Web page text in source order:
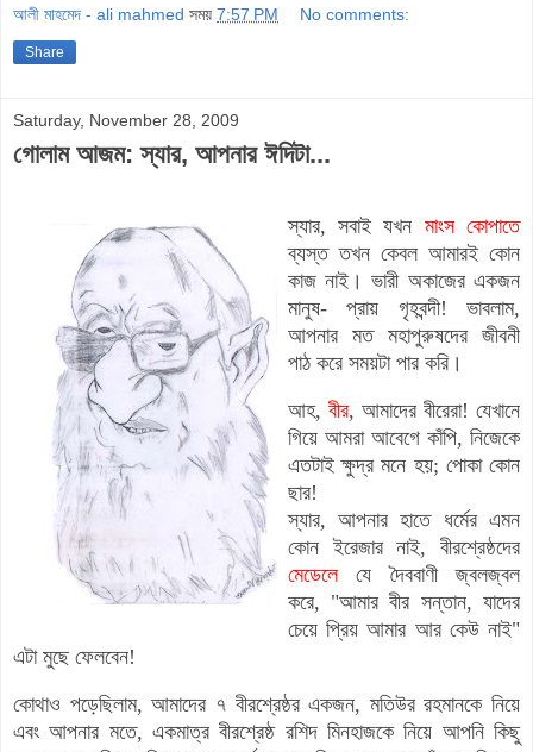
আলী মাহমেদ - ali mahmed সময় 7:57 PM No comments:
Share
Saturday, November 28, 2009
গোলাম আজম: স্যার, আপনার ঈদিটা...
স্যার, সবাই যখন মাংস কোপাতে
ব্যস্ত তখন কেবল আমারই কোন
কাজ নাই। ভারী অকাজের একজন
মানুষ- প্রায় গৃহবন্দী! ভাবলাম,
আপনার মত মহাপুরুষদের জীবনী
পাঠ করে সময়টা পার করি।
আহ, বীর, আমাদের বীরেরা! যেখানে
গিয়ে আমরা আবেগে কাঁপি, নিজেকে
এতটাই ক্ষুদ্র মনে হয়; পোকা কোন
ছার!
স্যার, আপনার হাতে ধর্মের এমন
কোন ইরেজার নাই, বীরশ্রেষ্ঠদের
মেডেলে
যেদৈববাণী জ্বলজ্বল
করে, "আমার বীর সন্তান, যাদের
চেয়ে প্রিয় আমার আর কেউ নাই"
এটা মুছে ফেলবেন!
কোথাও পড়েছিলাম, আমাদের ৭ বীরশ্রেষ্ঠর একজন, মতিউর রহমানকে নিয়ে
এবং আপনার মতে, একমাত্র বীরশ্রেষ্ঠ রশিদ মিনহাজকে নিয়ে আপনি কিছু